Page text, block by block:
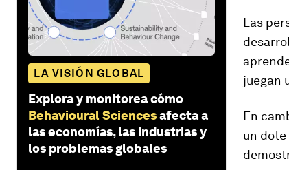
LA VISIÓN GLOBAL
Explora y monitorea cómo
Behavioural Sciencesafecta a
las economías, las industrias y
los problemas globales
Las
juegan
En
un